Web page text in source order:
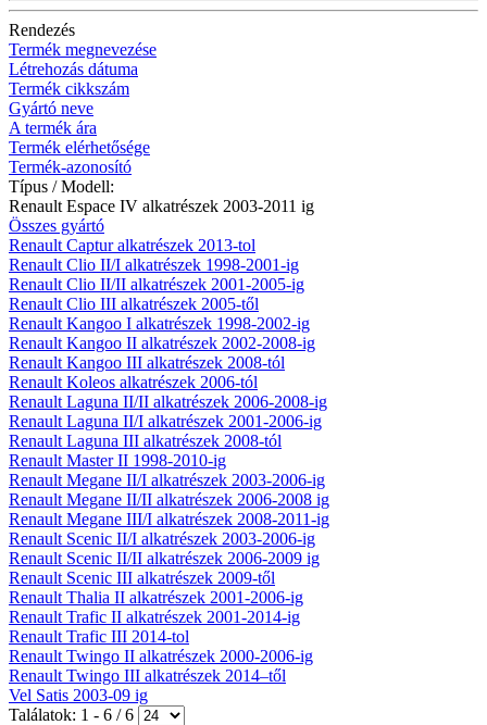
Rendezés
Termék megnevezése
Létrehozás dátuma
Termék cikkszám
Gyártó neve
A termék ára
Termék elérhetősége
Termék-azonosító
Típus / Modell:
Renault Espace IV alkatrészek 2003-2011 ig
Összes gyártó
Renault Captur alkatrészek 2013-tol
Renault Clio II/I alkatrészek 1998-2001-ig
Renault Clio II/II alkatrészek 2001-2005-ig
Renault Clio III alkatrészek 2005-től
Renault Kangoo I alkatrészek 1998-2002-ig
Renault Kangoo II alkatrészek 2002-2008-ig
Renault Kangoo III alkatrészek 2008-tól
Renault Koleos alkatrészek 2006-tól
Renault Laguna II/II alkatrészek 2006-2008-ig
Renault Laguna II/I alkatrészek 2001-2006-ig
Renault Laguna III alkatrészek 2008-tól
Renault Master II 1998-2010-ig
Renault Megane II/I alkatrészek 2003-2006-ig
Renault Megane II/II alkatrészek 2006-2008 ig
Renault Megane III/I alkatrészek 2008-2011-ig
Renault Scenic II/I alkatrészek 2003-2006-ig
Renault Scenic II/II alkatrészek 2006-2009 ig
Renault Scenic III alkatrészek 2009-től
Renault Thalia II alkatrészek 2001-2006-ig
Renault Trafic II alkatrészek 2001-2014-ig
Renault Trafic III 2014-tol
Renault Twingo II alkatrészek 2000-2006-ig
Renault Twingo III alkatrészek 2014–től
Vel Satis 2003-09 ig
Találatok: 1 - 6 / 6